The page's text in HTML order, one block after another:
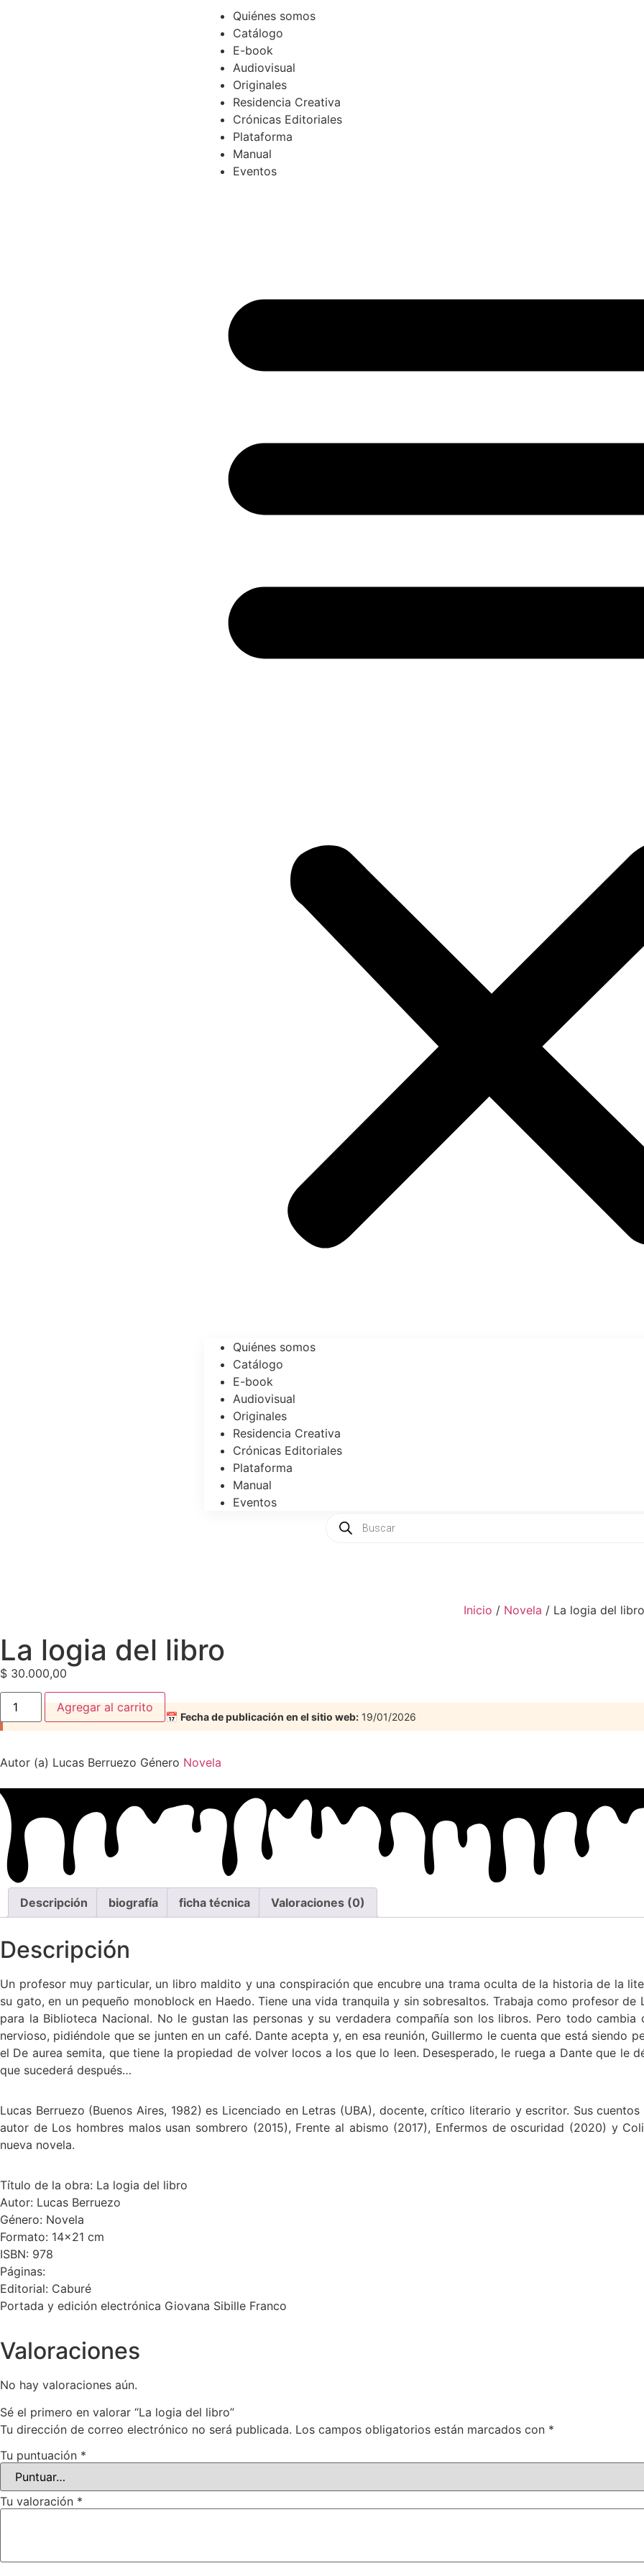
Quiénes somos
Catálogo
E-book
Audiovisual
Originales
Residencia Creativa
Crónicas Editoriales
Plataforma
Manual
Eventos
Quiénes somos
Catálogo
E-book
Audiovisual
Originales
Residencia Creativa
Crónicas Editoriales
Plataforma
Manual
Eventos
Inicio / Novela / La logia del
La logia del libro
$ 30.000,00
Agregar al carrito
📅 Fecha de publicación en el sitio web: 19/01/2026
Autor (a) Lucas Berruezo Género Novela
Descripción biografía ficha técnica Valoraciones (0)
Descripción
Un profesor muy particular, un libro maldito y una conspiración que encubre una trama oculta de la historia de la
su gato, en un pequeño monoblock en Haedo. Tiene una vida tranquila y sin sobresaltos. Trabaja como profesor
para la Biblioteca Nacional. No le gustan las personas y su verdadera compañía son los libros. Pero todo
nervioso, pidiéndole que se junten en un café. Dante acepta y, en esa reunión, Guillermo le cuenta que está siendo
el De aurea semita, que tiene la propiedad de volver locos a los que lo leen. Desesperado, le ruega a Dante que le
que sucederá después…
Lucas Berruezo (Buenos Aires, 1982) es Licenciado en Letras (UBA), docente, crítico literario y escritor. Sus
autor de Los hombres malos usan sombrero (2015), Frente al abismo (2017), Enfermos de oscuridad (2020) y
nueva novela.
Título de la obra: La logia del libro
Autor: Lucas Berruezo
Género: Novela
Formato: 14x21 cm
ISBN: 978
Páginas:
Editorial: Caburé
Portada y edición electrónica Giovana Sibille Franco
Valoraciones
No hay valoraciones aún.
Sé el primero en valorar “La logia del libro”
Tu dirección de correo electrónico no será publicada. Los campos obligatorios están marcados con *
Tu puntuación *
Tu valoración *